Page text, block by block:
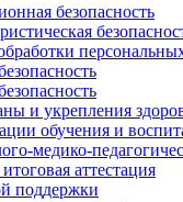
безопасность
и укрепления
обучения и
медико-
аттестация
поддержки